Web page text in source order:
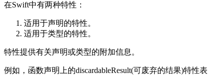
在Swift中有两种特性：
适用于声明的特性。
适用于类型的特性。
特性提供有关声明或类型的附加信息。
例如，函数声明上的discardableResult(可废弃的结果)特性表